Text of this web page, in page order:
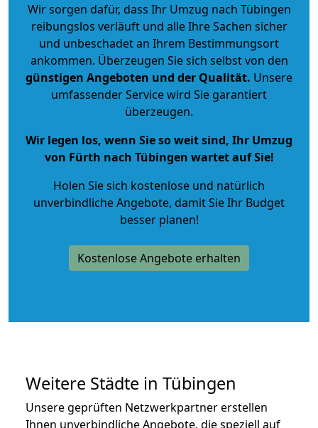
Wir sorgen dafür, dass Ihr Umzug nach Tübingen
reibungslos verläuft und alle Ihre Sachen sicher
und unbeschadet an Ihrem Bestimmungsort
ankommen. Überzeugen Sie sich selbst von den
günstigen Angeboten und der Qualität. Unsere
umfassender Service wird Sie garantiert
überzeugen.
Wir legen los, wenn Sie so weit sind, Ihr Umzug
von Fürth nach Tübingen wartet auf Sie!
Holen Sie sich kostenlose und natürlich
unverbindliche Angebote, damit Sie Ihr Budget
besser planen!
Kostenlose Angebote erhalten
Weitere Städte in Tübingen
Unsere geprüften Netzwerkpartner erstellen
Ihnen unverbindliche Angebote, die speziell auf